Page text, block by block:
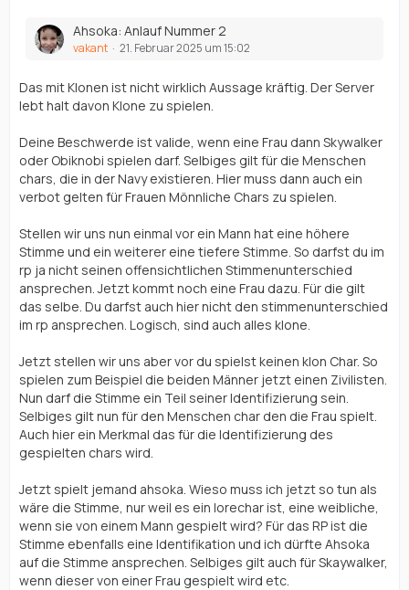
Ahsoka: Anlauf Nummer 2
vakant 21. Februar 2025 um 15:02
Das mit Klonen ist nicht wirklich Aussage kräftig. Der Server
lebt halt davon Klone zu spielen.
Deine Beschwerde ist valide, wenn eine Frau dann Skywalker
oder Obiknobi spielen darf. Selbiges gilt für die Menschen
chars, die in der Navy existieren. Hier muss dann auch ein
verbot gelten für Frauen Mönnliche Chars zu spielen.
Stellen wir uns nun einmal vor ein Mann hat eine höhere
Stimme und ein weiterer eine tiefere Stimme. So darfst du im
rp ja nicht seinen offensichtlichen Stimmenunterschied
ansprechen. Jetzt kommt noch eine Frau dazu. Für die gilt
das selbe. Du darfst auch hier nicht den stimmenunterschied
im rp ansprechen. Logisch, sind auch alles klone.
Jetzt stellen wir uns aber vor du spielst keinen klon Char. So
spielen zum Beispiel die beiden Männer jetzt einen Zivilisten.
Nun darf die Stimme ein Teil seiner Identifizierung sein.
Selbiges gilt nun für den Menschen char den die Frau spielt.
Auch hier ein Merkmal das für die Identifizierung des
gespielten chars wird.
Jetzt spielt jemand ahsoka. Wieso muss ich jetzt so tun als
wäre die Stimme, nur weil es ein lorechar ist, eine weibliche,
wenn sie von einem Mann gespielt wird? Für das RP ist die
Stimme ebenfalls eine Identifikation und ich dürfte Ahsoka
auf die Stimme ansprechen. Selbiges gilt auch für Skaywalker,
wenn dieser von einer Frau gespielt wird etc.